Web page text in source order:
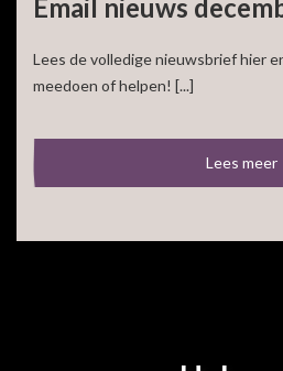
Email nieuws
Lees de volledige nieuwsbrief hier
meedoen of helpen! [...]
Lees meer